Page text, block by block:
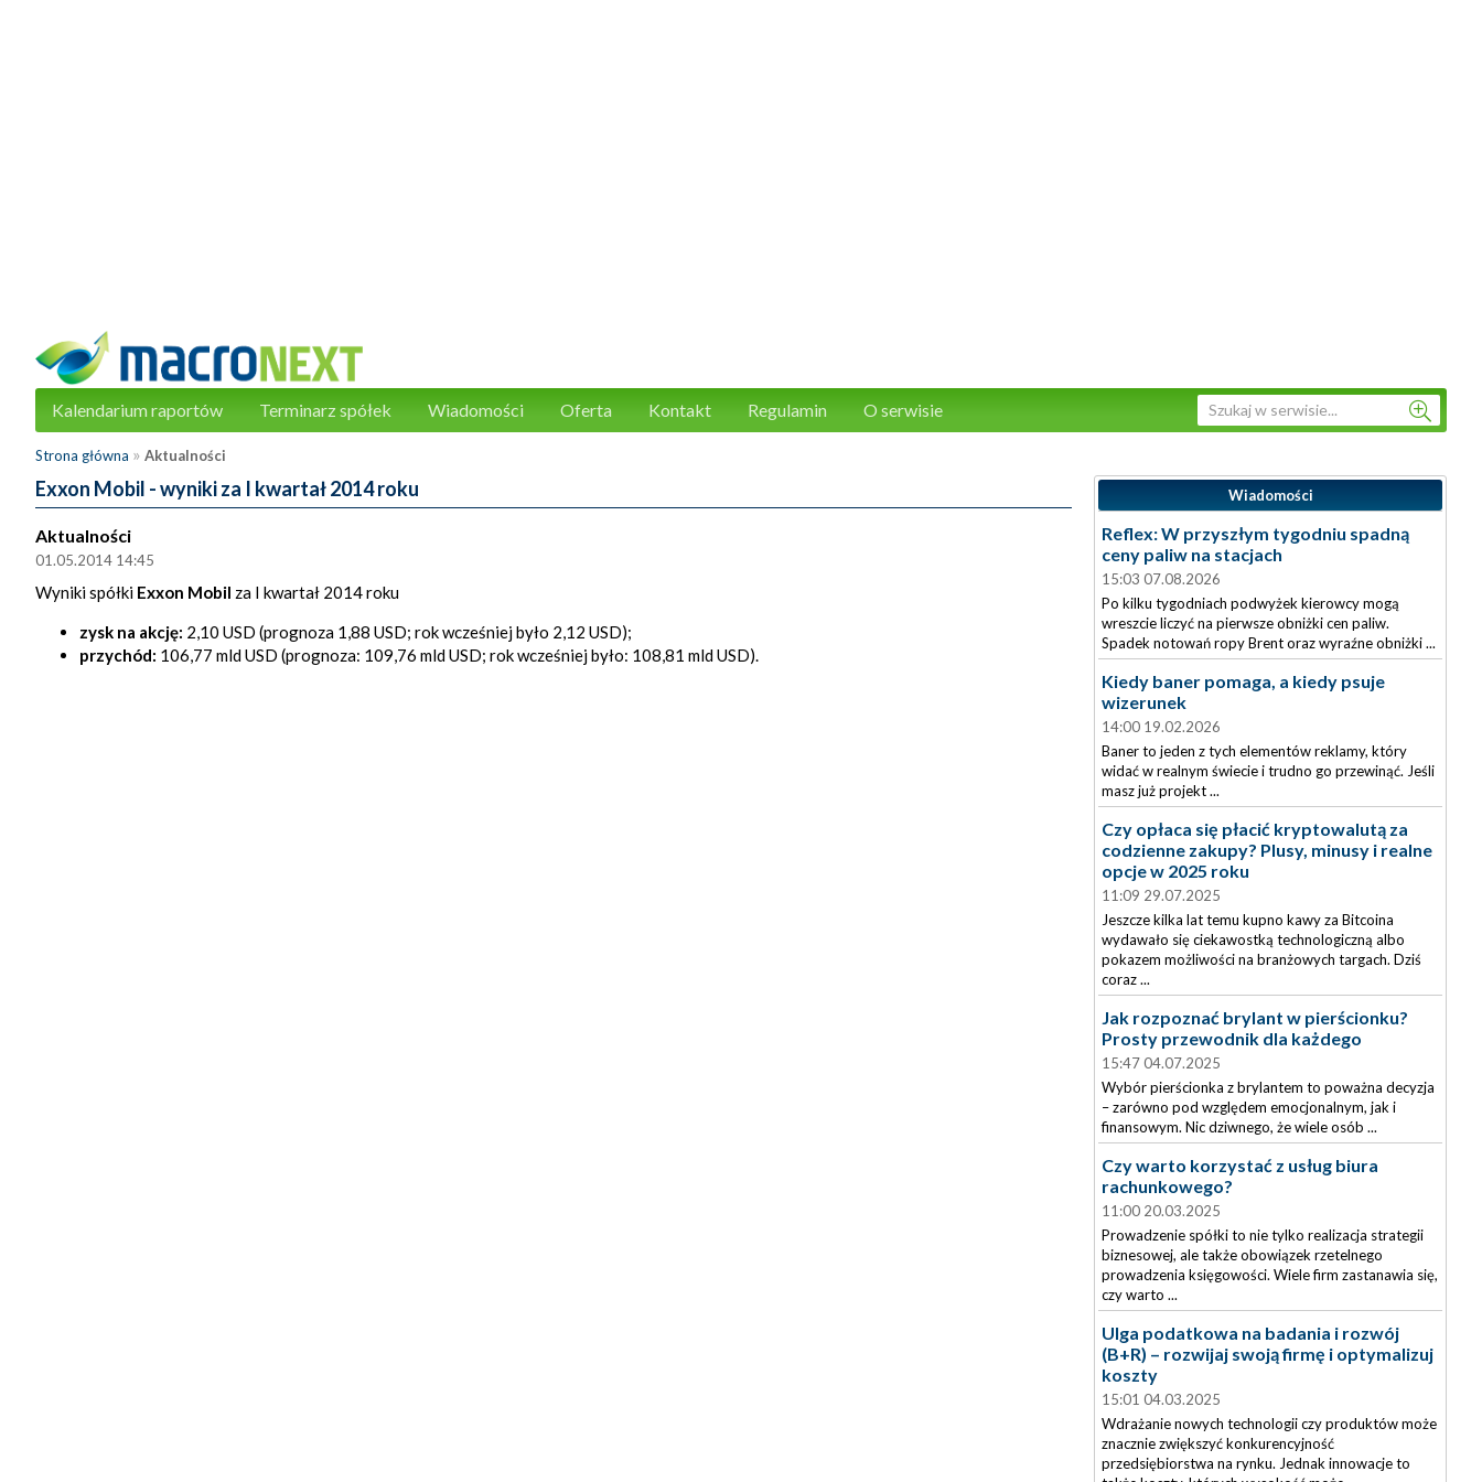
Kalendarium raportów Terminarz spółek Wiadomości Oferta Kontakt Regulamin O serwisie
Strona główna » Aktualności
Exxon Mobil - wyniki za I kwartał 2014 roku
Aktualności
01.05.2014 14:45
Wyniki spółki Exxon Mobil za I kwartał 2014 roku
zysk na akcję: 2,10 USD (prognoza 1,88 USD; rok wcześniej było 2,12 USD);
przychód: 106,77 mld USD (prognoza: 109,76 mld USD; rok wcześniej było: 108,81 mld USD).
Wiadomości
Reflex: W przyszłym tygodniu spadną
ceny paliw na stacjach
15:03 07.08.2026
Po kilku tygodniach podwyżek kierowcy mogą
wreszcie liczyć na pierwsze obniżki cen paliw.
Spadek notowań ropy Brent oraz wyraźne obniżki ...
Kiedy baner pomaga, a kiedy psuje
wizerunek
14:00 19.02.2026
Baner to jeden z tych elementów reklamy, który
widać w realnym świecie i trudno go przewinąć. Jeśli
masz już projekt ...
Czy opłaca się płacić kryptowalutą za
codzienne zakupy? Plusy, minusy i realne
opcje w 2025 roku
11:09 29.07.2025
Jeszcze kilka lat temu kupno kawy za Bitcoina
wydawało się ciekawostką technologiczną albo
pokazem możliwości na branżowych targach. Dziś
coraz ...
Jak rozpoznać brylant w pierścionku?
Prosty przewodnik dla każdego
15:47 04.07.2025
Wybór pierścionka z brylantem to poważna decyzja
– zarówno pod względem emocjonalnym, jak i
finansowym. Nic dziwnego, że wiele osób ...
Czy warto korzystać z usług biura
rachunkowego?
11:00 20.03.2025
Prowadzenie spółki to nie tylko realizacja strategii
biznesowej, ale także obowiązek rzetelnego
prowadzenia księgowości. Wiele firm zastanawia się,
czy warto ...
Ulga podatkowa na badania i rozwój
(B+R) – rozwijaj swoją firmę i optymalizuj
koszty
15:01 04.03.2025
Wdrażanie nowych technologii czy produktów może
znacznie zwiększyć konkurencyjność
przedsiębiorstwa na rynku. Jednak innowacje to